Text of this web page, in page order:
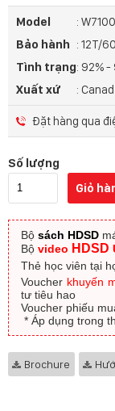
Model
: W7100
Bảo hành : 12T/
Tình trạng: 92% -
Xuất xứ
:
Đặt hàng qua
Số lượng
Giỏ
Bộ sách HDSD
Bộ video HDSD
Thẻ học viên tại
Voucher khuyến
tư tiêu hao
Voucher phiếu
* Áp dụng trong
Brochure